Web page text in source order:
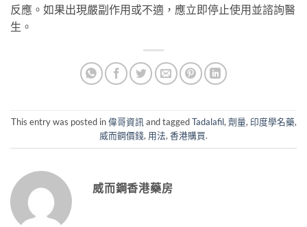
反應。如果出現嚴副作用或不適，應立即停止使用並諮詢醫
生。
This entry was posted in偉哥資訊and taggedTadalafil,劑量,印度學名藥,
威而鋼價錢, 用法,香港購買.
威而鋼香港藥房